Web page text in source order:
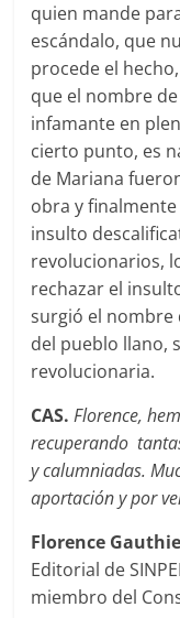
quien mande
escándalo, que
procede el
que el nombre
infamante en
cierto punto, es
de Mariana
obra y
insulto
revolucionarios,
rechazar el
surgió el
del pueblo llano,
revolucionaria.
CAS. Florence,
recuperando
y calumniadas.
aportación y por
Florence
Editorial de
miembro del